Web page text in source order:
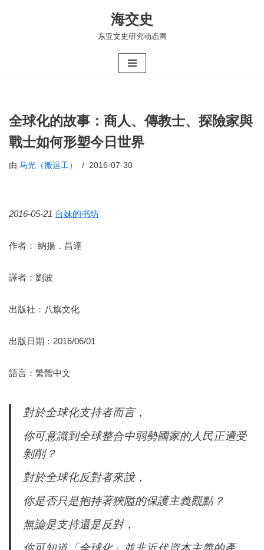
海交史
东亚文史研究动态网
全球化的故事：商人、傳教士、探險家與
戰士如何形塑今日世界
由 马光（搬运工） 2016-07-30
2016-05-21 台妹的书坊
作者： 納揚．昌達
譯者：劉波
出版社：八旗文化
出版日期：2016/06/01
語言：繁體中文
對於全球化支持者而言，
你可意識到全球整合中弱勢國家的人民正遭受
剝削？
對於全球化反對者來說，
你是否只是抱持著狹隘的保護主義觀點？
無論是支持還是反對，